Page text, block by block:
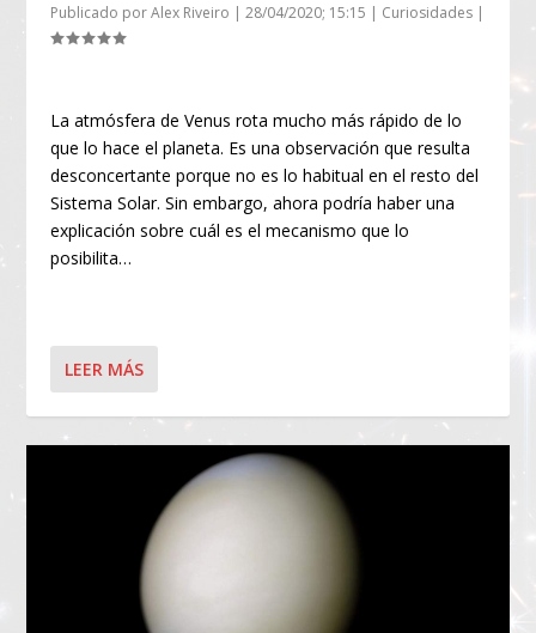
Publicado porAlex Riveiro |28/04/2020; 15:15 | Curiosidades |
La atmósfera de Venus rota mucho más rápido de lo
que lo hace el planeta. Es una observación que resulta
desconcertante porque no es lo habitual en el resto del
Sistema Solar. Sin embargo, ahora podría haber una
explicación sobre cuál es el mecanismo que lo
posibilita…
LEER MÁS